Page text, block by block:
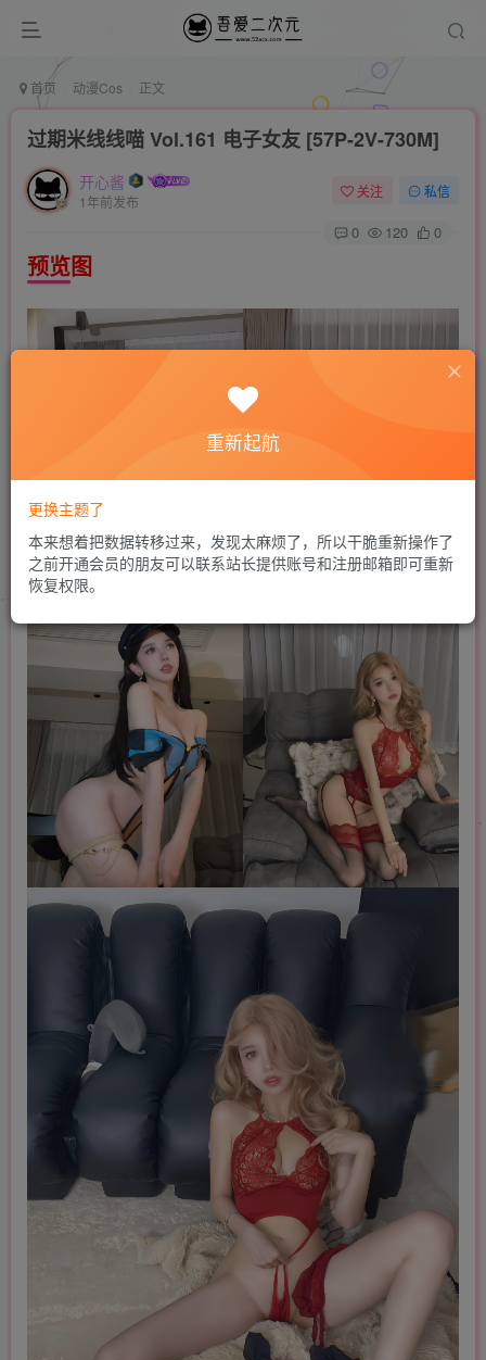
首页 动漫Cos 正文
过期米线线喵 Vol.161 电子女友 [57P-2V-730M]
开心酱
1年前发布
关注 私信
0 120 0
预览图
重新起航
更换主题了
本来想着把数据转移过来，发现太麻烦了，所以干脆重新操作了
之前开通会员的朋友可以联系站长提供账号和注册邮箱即可重新
恢复权限。